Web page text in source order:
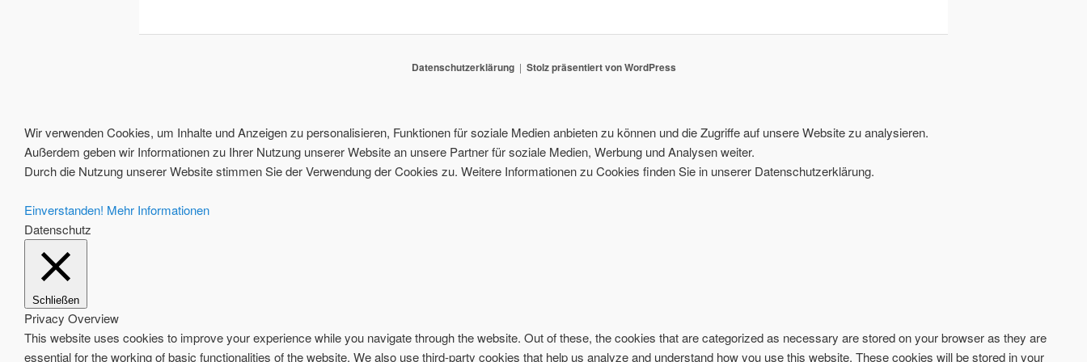
Datenschutzerklärung Stolz präsentiert von WordPress
Wir verwenden Cookies, um Inhalte und Anzeigen zu personalisieren, Funktionen für soziale Medien anbieten zu können und die Zugriffe auf unsere Website zu analysieren.
Außerdem geben wir Informationen zu Ihrer Nutzung unserer Website an unsere Partner für soziale Medien, Werbung und Analysen weiter.
Durch die Nutzung unserer Website stimmen Sie der Verwendung der Cookies zu. Weitere Informationen zu Cookies finden Sie in unserer Datenschutzerklärung.
Einverstanden! Mehr Informationen
Datenschutz
Schließen
Privacy Overview
This website uses cookies to improve your experience while you navigate through the website. Out of these, the cookies that are categorized as necessary are stored on your browser as they are
essential for the working of basic functionalities of the website. We also use third-party cookies that help us analyze and understand how you use this website. These cookies will be stored in your